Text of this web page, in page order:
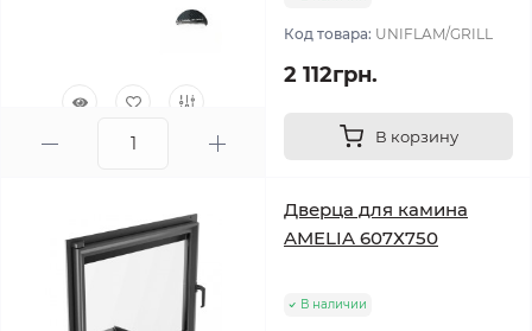
Код товара: UNIFLAM/GRILL
2 112грн.
В корзину
Дверца для камина
AMELIA 607Х750
В наличии